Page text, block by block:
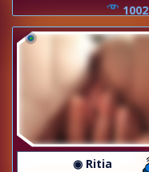
1002
◉ Ritia